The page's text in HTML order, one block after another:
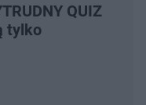
QUIZ
tylko